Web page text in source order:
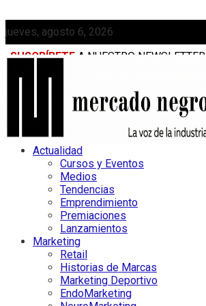
jueves, agosto 6, 2026
SUSCRÍBETE A NUESTRO NEWSLETTER
MEDIAKIT
Actualidad
Cursos y Eventos
Medios
Tendencias
Emprendimiento
Premiaciones
Lanzamientos
Marketing
Retail
Historias de Marcas
Marketing Deportivo
EndoMarketing